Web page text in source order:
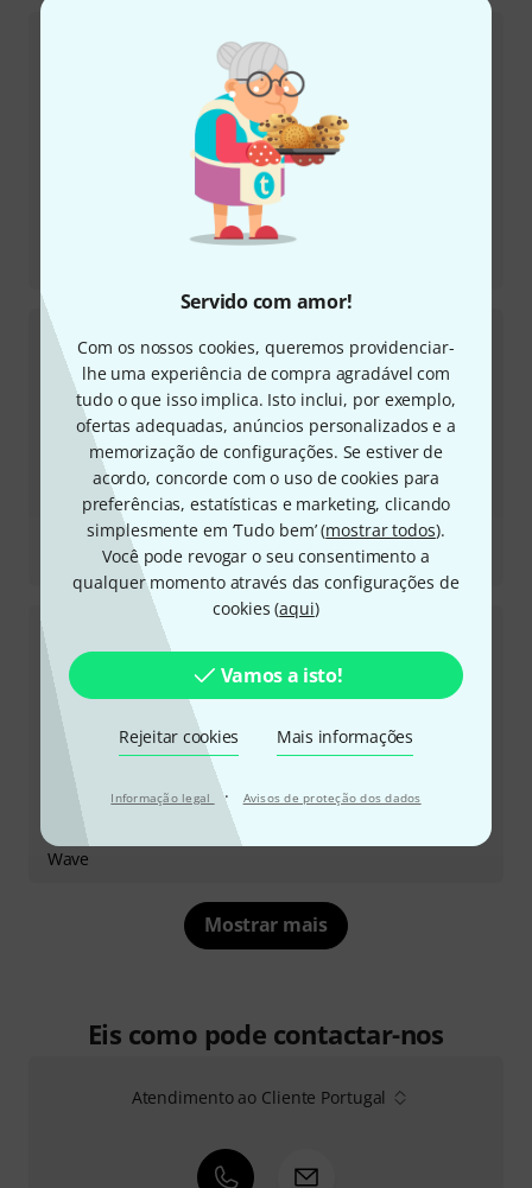
Servido com amor!
Com os nossos cookies, queremos providenciar-
lhe uma experiência de compra agradável com
tudo o que isso implica. Isto inclui, por exemplo,
ofertas adequadas, anúncios personalizados e a
memorização de configurações. Se estiver de
acordo, concorde com o uso de cookies para
preferências, estatísticas e marketing, clicando
simplesmente em ‘Tudo bem’ (mostrar todos).
Você pode revogar o seu consentimento a
qualquer momento através das configurações de
cookies (aqui)
Vamos a isto!
Rejeitar cookies Mais informações
Informação legal · Avisos de proteção dos dados
Relatório de teste
Relatório de teste
Model D
Wave
Mostrar mais
Eis como pode contactar-nos
Atendimento ao Cliente Portugal